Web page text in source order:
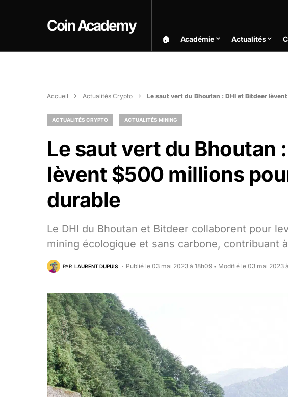
Coin Academy
🏠︎ Académie Actualités
Accueil Actualités Crypto Le saut vert du Bhoutan : DHI et Bitdeer
ACTUALITÉS CRYPTO ACTUALITÉS MINING
Le saut vert du Bhoutan
lèvent $500 millions
durable
Le DHI du Bhoutan et Bitdeer collaborent pour
mining écologique et sans carbone, contribuant
PAR LAURENT DUPUIS Publié le 03 mai 2023 à 18h09 • Modifié le 03 mai 2023